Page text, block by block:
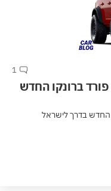
1
ברונקו החדש
החדש בדרך לישראל